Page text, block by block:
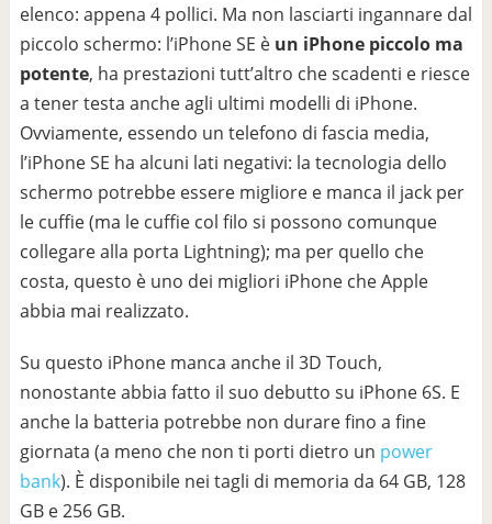
elenco: appena 4 pollici. Ma non lasciarti ingannare dal
piccolo schermo: l’iPhone SE è un iPhone piccolo ma
potente, ha prestazioni tutt’altro che scadenti e riesce
a tener testa anche agli ultimi modelli di iPhone.
Ovviamente, essendo un telefono di fascia media,
l’iPhone SE ha alcuni lati negativi: la tecnologia dello
schermo potrebbe essere migliore e manca il jack per
le cuffie (ma le cuffie col filo si possono comunque
collegare alla porta Lightning); ma per quello che
costa, questo è uno dei migliori iPhone che Apple
abbia mai realizzato.
Su questo iPhone manca anche il 3D Touch,
nonostante abbia fatto il suo debutto su iPhone 6S. E
anche la batteria potrebbe non durare fino a fine
giornata (a meno che non ti porti dietro un power
bank). È disponibile nei tagli di memoria da 64 GB, 128
GB e 256 GB.